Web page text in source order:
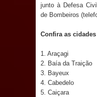
junto à Defesa
de Bombeiros
Confira as
1. Araçagi
2. Baía da Traição
3. Bayeux
4. Cabedelo
5. Caiçara